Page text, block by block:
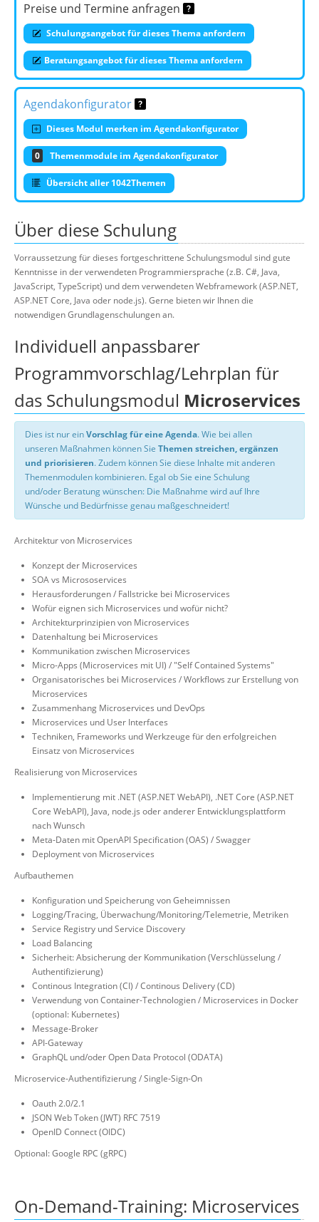
Preise und Termine anfragen
Schulungsangebot für dieses Thema anfordern
Beratungsangebot für dieses Thema anfordern
Agendakonfigurator
Dieses Modul merken im Agendakonfigurator
0 Themenmodule im Agendakonfigurator
Übersicht aller 1042Themen
Über diese Schulung
Vorraussetzung für dieses fortgeschrittene Schulungsmodul sind gute
Kenntnisse in der verwendeten Programmiersprache (z.B. C#, Java,
JavaScript, TypeScript) und dem verwendeten Webframework (ASP.NET,
ASP.NET Core, Java oder node.js). Gerne bieten wir Ihnen die
notwendigen Grundlagenschulungen an.
Individuell anpassbarer
Programmvorschlag/Lehrplan für
das Schulungsmodul Microservices
Dies ist nur einVorschlag für eine Agenda. Wie bei allen
unseren Maßnahmen können Sie Themen streichen, ergänzen
und priorisieren. Zudem können Sie diese Inhalte mit anderen
Themenmodulen kombinieren. Egal ob Sie eine Schulung
und/oder Beratung wünschen: Die Maßnahme wird auf Ihre
Wünsche und Bedürfnisse genau maßgeschneidert!
Architektur von Microservices
Konzept der Microservices
SOA vs Micrososervices
Herausforderungen / Fallstricke bei Microservices
Wofür eignen sich Microservices und wofür nicht?
Architekturprinzipien von Microservices
Datenhaltung bei Microservices
Kommunikation zwischen Microservices
Micro-Apps (Microservices mit UI) / "Self Contained Systems"
Organisatorisches bei Microservices / Workflows zur Erstellung von
Microservices
Zusammenhang Microservices und DevOps
Microservices und User Interfaces
Techniken, Frameworks und Werkzeuge für den erfolgreichen
Einsatz von Microservices
Realisierung von Microservices
Implementierung mit .NET (ASP.NET WebAPI), .NET Core (ASP.NET
Core WebAPI), Java, node.js oder anderer Entwicklungsplattform
nach Wunsch
Meta-Daten mit OpenAPI Specification (OAS) / Swagger
Deployment von Microservices
Aufbauthemen
Konfiguration und Speicherung von Geheimnissen
Logging/Tracing, Überwachung/Monitoring/Telemetrie, Metriken
Service Registry und Service Discovery
Load Balancing
Sicherheit: Absicherung der Kommunikation (Verschlüsselung /
Authentifizierung)
Continous Integration (CI) / Continous Delivery (CD)
Verwendung von Container-Technologien / Microservices in Docker
(optional: Kubernetes)
Message-Broker
API-Gateway
GraphQL und/oder Open Data Protocol (ODATA)
Microservice-Authentifizierung / Single-Sign-On
Oauth 2.0/2.1
JSON Web Token (JWT) RFC 7519
OpenID Connect (OIDC)
Optional: Google RPC (gRPC)
On-Demand-Training: Microservices